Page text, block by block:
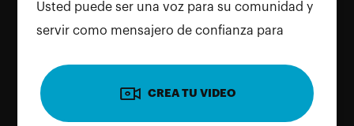
Recargar Página
Usted puede ser una voz para su comunidad y
servir como mensajero de confianza para
COVID-19. No tiene que ser un experto médico
para generar un impacto, solo tiene que
CREA TU VIDEO